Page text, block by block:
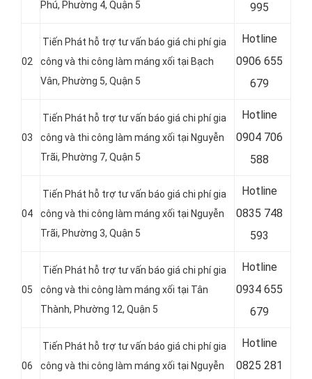
Phú, Phường 4, Quận 5
995
02
Tiến Phát hỗ trợ tư vấn báo giá chi phí gia
công và thi công làm máng xối tại Bạch
Vân, Phường 5, Quận 5
Hotline
0906 655
679
03
Tiến Phát hỗ trợ tư vấn báo giá chi phí gia
công và thi công làm máng xối tại Nguyễn
Trãi, Phường 7, Quận 5
Hotline
0904 706
588
04
Tiến Phát hỗ trợ tư vấn báo giá chi phí gia
công và thi công làm máng xối tại Nguyễn
Trãi, Phường 3, Quận 5
Hotline
0835 748
593
05
Tiến Phát hỗ trợ tư vấn báo giá chi phí gia
công và thi công làm máng xối tại Tân
Thành, Phường 12, Quận 5
Hotline
0934 655
679
06
Tiến Phát hỗ trợ tư vấn báo giá chi phí gia
công và thi công làm máng xối tại Nguyễn
Hotline
0825 281